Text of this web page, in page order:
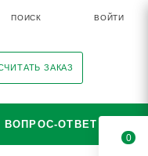
ПОИСК ВОЙТИ
ЗАКАЗ
ВОПРОС-ОТВЕТ
0